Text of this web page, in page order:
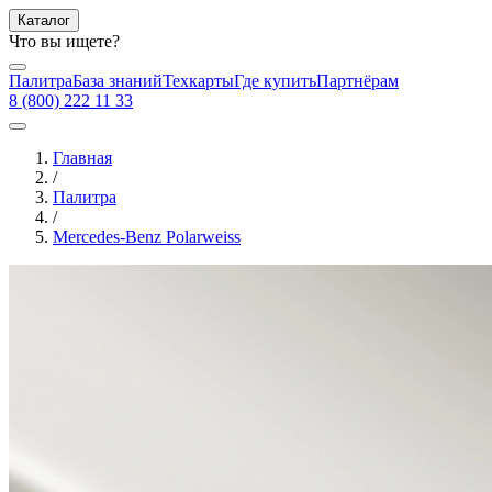
Каталог
Что вы ищете?
ПалитраБаза знанийТехкартыГде купитьПартнёрам
8 (800) 222 11 33
Главная
/
Палитра
/
Mercedes-Benz Polarweiss